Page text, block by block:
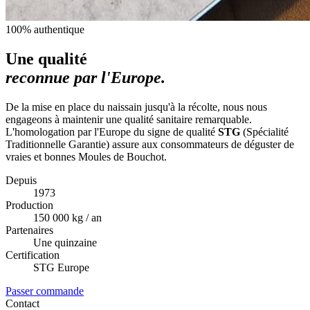
100% authentique
Une qualité
reconnue par l'Europe.
De la mise en place du naissain jusqu'à la récolte, nous nous
engageons à maintenir une qualité sanitaire remarquable.
L'homologation par l'Europe du signe de qualité STG (Spécialité
Traditionnelle Garantie) assure aux consommateurs de déguster de
vraies et bonnes Moules de Bouchot.
Depuis
1973
Production
150 000 kg / an
Partenaires
Une quinzaine
Certification
STG Europe
Passer commande
Contact